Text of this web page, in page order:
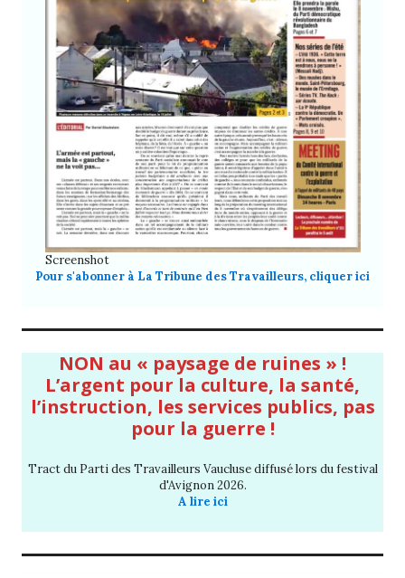
Screenshot
Pour s'abonner à La Tribune des Travailleurs, cliquer ici
NON au « paysage de ruines » !
L’argent pour la culture, la santé,
l’instruction, les services publics, pas
pour la guerre !
Tract du Parti des Travailleurs Vaucluse diffusé lors du festival
d'Avignon 2026.
A lire ici